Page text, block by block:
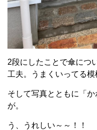
2段にしたことで傘につ
工夫。うまくいってる模
そして写真とともに「
が。
う、うれしい～～！！